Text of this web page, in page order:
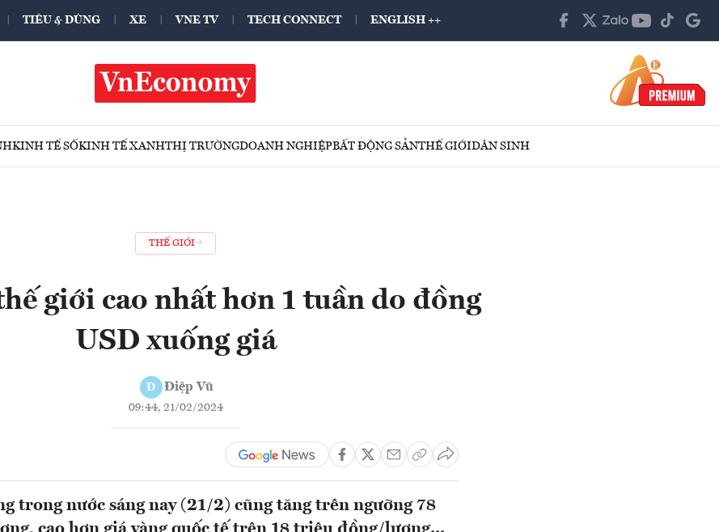
TIÊU & DÙNG XE VNE TV TECH CONNECT ENGLISH ++
KINH TẾ SỐKINH TẾ XANHTHỊ TRƯỜNGDOANH NGHIỆPBẤT ĐỘNG SẢNTHẾ GIỚIDÂN SINH
THẾ GIỚI
giới cao nhất hơn 1 tuần do đồng
USD xuống giá
Đ Điệp Vũ
09:44, 21/02/2024
trong nước sáng nay (21/2) cũng tăng trên ngưỡng 78